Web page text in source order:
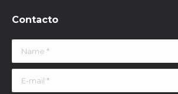
opens
in
new
window
opens
in
new
window
opens
in
window
in
window
Contacto
Name *
E-mail *